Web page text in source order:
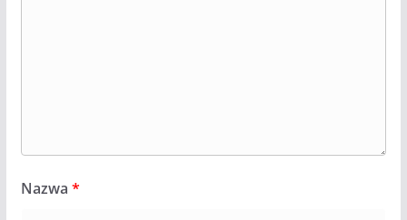
Nazwa *